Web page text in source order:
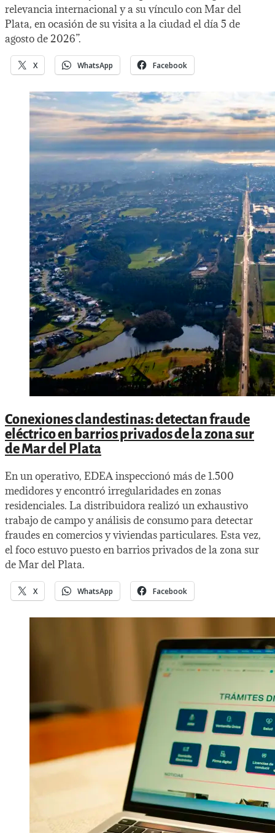
relevancia internacional y a su vínculo con Mar del
Plata, en ocasión de su visita a la ciudad el día 5 de
agosto de 2026”.
X WhatsApp Facebook
Conexiones clandestinas: detectan fraude
eléctrico en barrios privados de la zona sur
de Mar del Plata
En un operativo, EDEA inspeccionó más de 1.500
medidores y encontró irregularidades en zonas
residenciales. La distribuidora realizó un exhaustivo
trabajo de campo y análisis de consumo para detectar
fraudes en comercios y viviendas particulares. Esta vez,
el foco estuvo puesto en barrios privados de la zona sur
de Mar del Plata.
X WhatsApp Facebook